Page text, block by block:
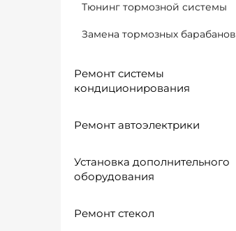
Тюнинг тормозной системы
Замена тормозных барабанов
Ремонт системы
кондиционирования
Ремонт автоэлектрики
Установка дополнительного
оборудования
Ремонт стекол